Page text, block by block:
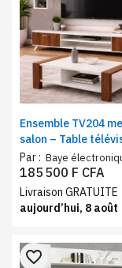
Ensemble TV204
salon – Table
table basse Marron/
Par : Baye
185 500 F CFA
Livraison GRATUITE
aujourd’hui, 8 août
favorite_border